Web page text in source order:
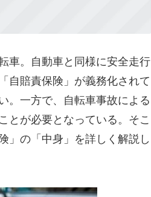
車。自動車と同様に安全走行
自賠責保険」が義務化されて
。一方で、自転車事故による
とが必要となっている。そこ
」の「中身」を詳しく解説し